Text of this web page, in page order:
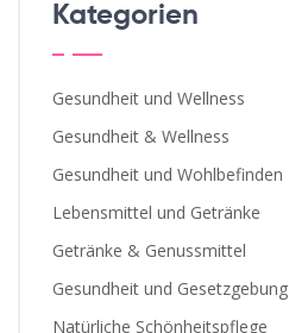
Kategorien
Gesundheit und Wellness
Gesundheit & Wellness
Gesundheit und Wohlbefinden
Lebensmittel und Getränke
Getränke & Genussmittel
Gesundheit und Gesetzgebung
Natürliche Schönheitspflege